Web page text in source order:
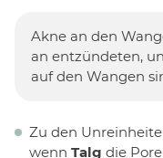
Akne an den
an entzündeten,
auf den Wangen
Zu den
wenn Talg die